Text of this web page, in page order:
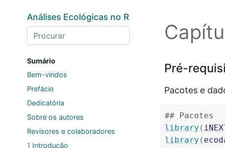
Análises Ecológicas no R
Sumário
Bem-vindos
Prefácio
Dedicatória
Sobre os autores
Revisores e colaboradores
1 Introdução
Pré-
Pacotes e
## Pacotes
library (
library (